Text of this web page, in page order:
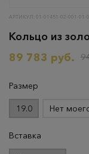
АРТИКУЛ: 01-01451-02-001-01-
Кольцо из
89 783 руб.
Размер
19.0 Нет
Вставка